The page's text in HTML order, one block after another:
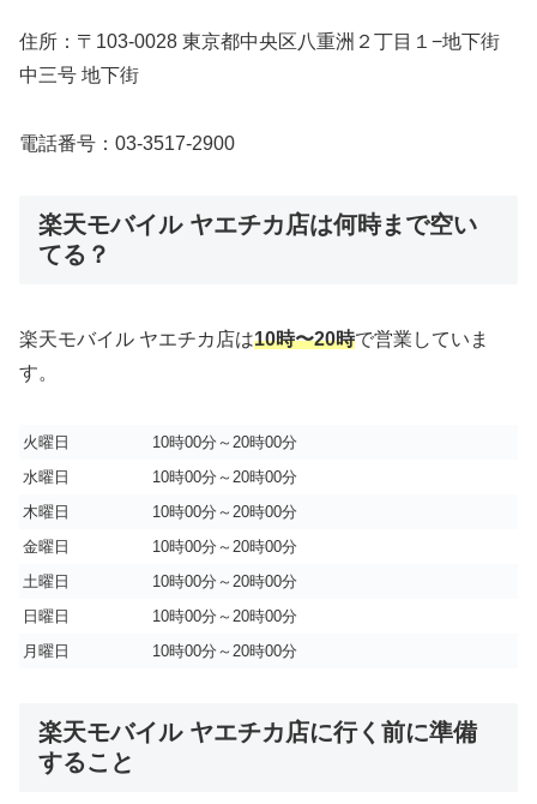
住所：〒103-0028 東京都中央区八重洲２丁目１−地下街
中三号 地下街
電話番号：03-3517-2900
楽天モバイル ヤエチカ店は何時まで空い
てる？
楽天モバイル ヤエチカ店は10時〜20時で営業していま
す。
火曜日
10時00分～20時00分
水曜日
10時00分～20時00分
木曜日
10時00分～20時00分
金曜日
10時00分～20時00分
土曜日
10時00分～20時00分
日曜日
10時00分～20時00分
月曜日
10時00分～20時00分
楽天モバイル ヤエチカ店に行く前に準備
すること